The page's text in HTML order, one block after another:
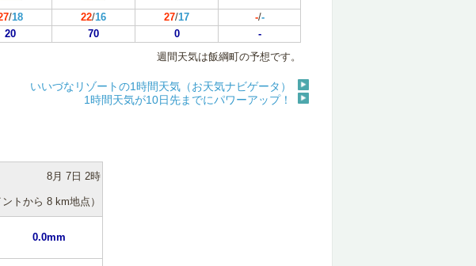
/18 22/16 27/17 -/-
20 70 0
-
週間天気は飯綱町の予想です。
いいづなリゾートの1時間天気（お天気ナビゲータ）
1時間天気が10日先までにパワーアップ！
8月 7日 2時
ントから 8 km地点）
0.0mm